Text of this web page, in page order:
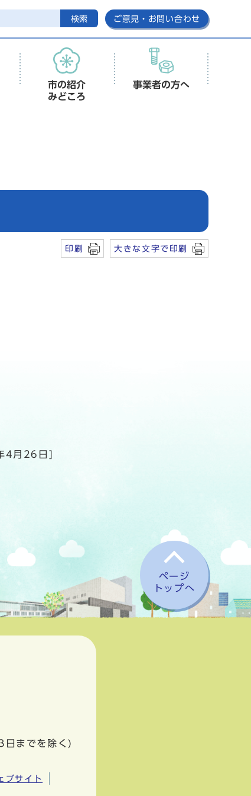
検索 ご意見・お問い合わせ
市の紹介
みどころ
事業者の方へ
印刷 大きな文字で印刷
4月26日]
ページ
トップへ
までを除く)
ブサイト